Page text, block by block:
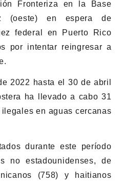
Fronteriza en la Base
(oeste) en espera de
federal en Puerto Rico
por intentar reingresar a
2022 hasta el 30 de abril
ha llevado a cabo 31
en aguas cercanas
durante este período
no estadounidenses, de
(758) y haitianos